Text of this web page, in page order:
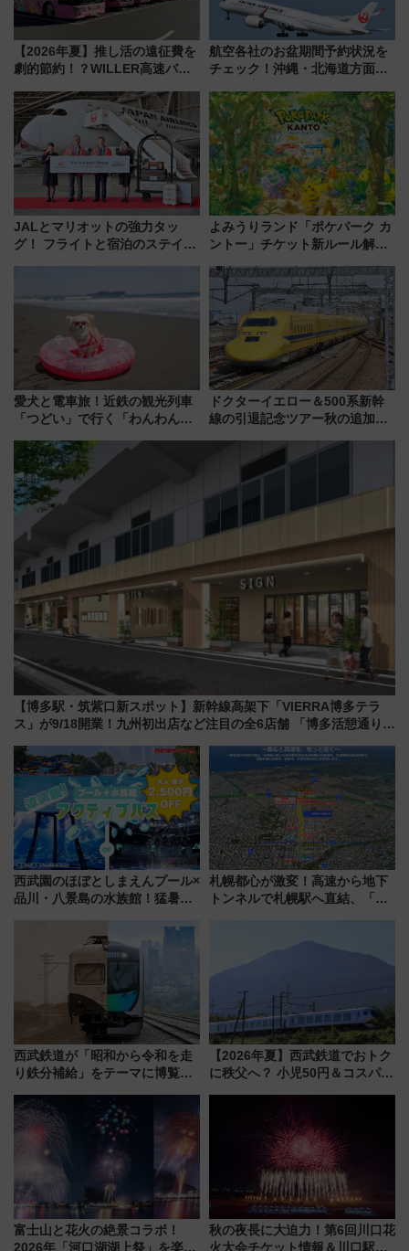
【2026年夏】推し活の遠征費を
劇的節約！？WILLER高速バス
温泉の最強ルート 予約期間・
対象路線まとめ
航空各社のお盆期間予約状況を
チェック！沖縄・北海道方面は
日は？
JALとマリオットの強力タッ
グ！ フライトと宿泊のステイタ
る方法を解説
よみうりランド「ポケパーク カ
ントー」チケット新ルール解
本人確認が11月スタート
愛犬と電車旅！近鉄の観光列車
「つどい」で行く「わんわん列
める日帰りツアー
ドクターイエロー＆500系新幹
線の引退記念ツアー秋の追加企
ホテル情報まとめ
【博多駅・筑紫口新スポット】新幹線高架下「VIERRA博多テラ
ス」が9/18開業！九州初出店など注目の全6店舗 「博多活憩通り」
西武園のほぼとしまえんプール×
品川・八景島の水族館！猛暑を
夏休みをお得に楽しむ！
札幌都心が激変！高速から地下
トンネルで札幌駅へ直結、「創
西武鉄道が「昭和から令和を走
り鉄分補給」をテーマに博覧会
14日から 新車両「トキイロ」体
験ブースも アクセスや申込方法
を解説
【2026年夏】西武鉄道でおトク
に秩父へ？ 小児50円＆コスパ最
族旅行！ 深夜の正丸トンネル探
検や特急ラビューも
富士山と花火の絶景コラボ！
2026年「河口湖湖上祭」を楽し
秋の夜長に大迫力！第6回川口花
火大会チケット情報＆川口駅か